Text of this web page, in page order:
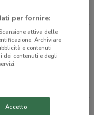
Tutti i negozi Foxy
per fornire:
attiva delle
Archiviare
e contenuti
dei contenuti e degli
Accetto